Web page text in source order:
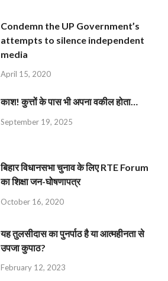
Condemn the UP Government’s
attempts to silence independent
media
April 15, 2020
काश! कुत्तों के पास भी अपना वकील होता…
September 19, 2025
बिहार विधानसभा चुनाव के लिए RTE Forum
का शिक्षा जन-घोषणापत्र
October 16, 2020
यह तुलसीदास का पुनर्पाठ है या आत्महीनता से
उपजा कुपाठ?
February 12, 2023